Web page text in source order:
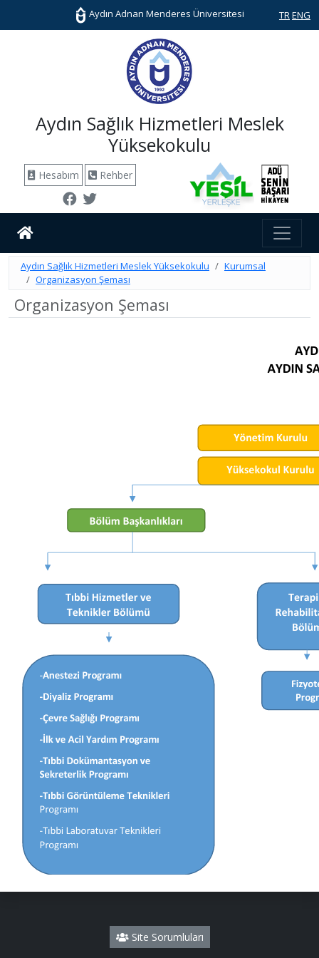
Aydın Adnan Menderes Üniversitesi TR ENG
Aydın Sağlık Hizmetleri Meslek
Yüksekokulu
Hesabım Rehber
Aydın Sağlık Hizmetleri Meslek Yüksekokulu
Kurumsal
Organizasyon Şeması
Organizasyon Şeması
Site Sorumluları